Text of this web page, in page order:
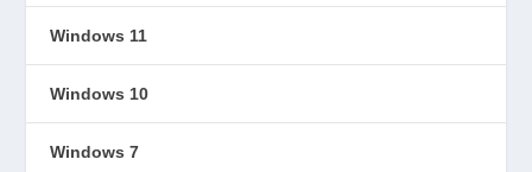
Windows 11
Windows 10
Windows 7